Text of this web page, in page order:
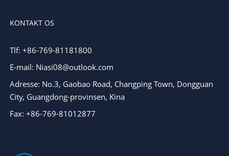
KONTAKT OS
Tlf: +86-769-81181800
E-mail: Niasi08@outlook.com
Adresse: No.3, Gaobao Road, Changping Town, Dongguan
City, Guangdong-provinsen, Kina
Fax: +86-769-81012877